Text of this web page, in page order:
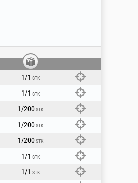
1/1 STK
1/1 STK
1/200STK
1/200STK
1/200STK
1/1 STK
1/1 STK